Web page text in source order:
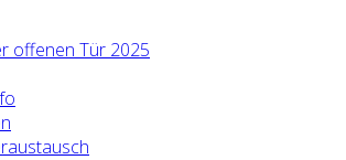
offenen Tür 2025